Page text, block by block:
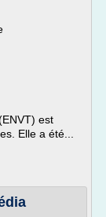
est
Elle a été...